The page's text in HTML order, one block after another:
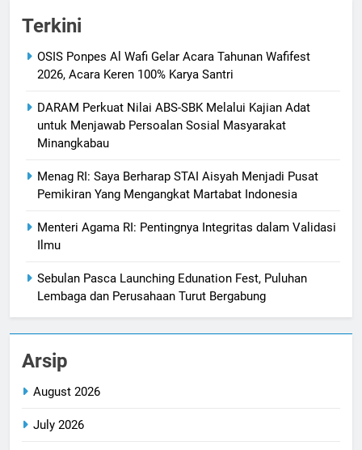
Terkini
OSIS Ponpes Al Wafi Gelar Acara Tahunan Wafifest
2026, Acara Keren 100% Karya Santri
DARAM Perkuat Nilai ABS-SBK Melalui Kajian Adat
untuk Menjawab Persoalan Sosial Masyarakat
Minangkabau
Menag RI: Saya Berharap STAI Aisyah Menjadi Pusat
Pemikiran Yang Mengangkat Martabat Indonesia
Menteri Agama RI: Pentingnya Integritas dalam Validasi
Ilmu
Sebulan Pasca Launching Edunation Fest, Puluhan
Lembaga dan Perusahaan Turut Bergabung
Arsip
August 2026
July 2026